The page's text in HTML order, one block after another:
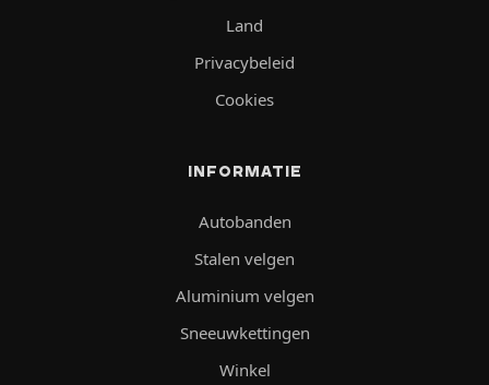
Land
Privacybeleid
Cookies
INFORMATIE
Autobanden
Stalen velgen
Aluminium velgen
Sneeuwkettingen
Winkel